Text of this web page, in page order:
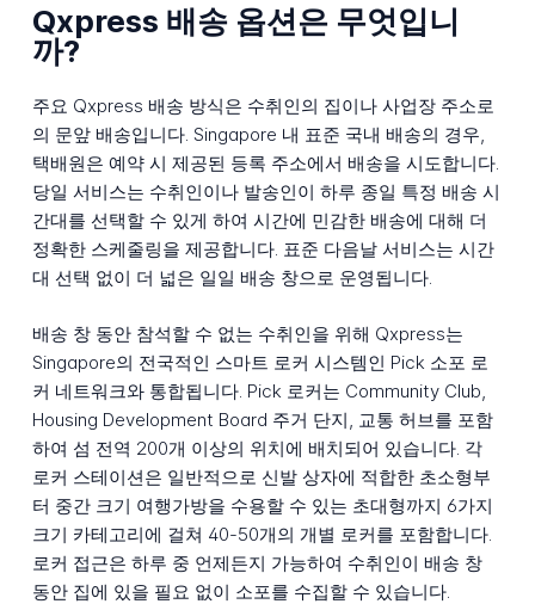
Qxpress 배송 옵션은 무엇입니
까?
주요 Qxpress 배송 방식은 수취인의 집이나 사업장 주소로
의 문앞 배송입니다. Singapore 내 표준 국내 배송의 경우,
택배원은 예약 시 제공된 등록 주소에서 배송을 시도합니다.
당일 서비스는 수취인이나 발송인이 하루 종일 특정 배송 시
간대를 선택할 수 있게 하여 시간에 민감한 배송에 대해 더
정확한 스케줄링을 제공합니다. 표준 다음날 서비스는 시간
대 선택 없이 더 넓은 일일 배송 창으로 운영됩니다.
배송 창 동안 참석할 수 없는 수취인을 위해 Qxpress는
Singapore의 전국적인 스마트 로커 시스템인 Pick 소포 로
커 네트워크와 통합됩니다. Pick 로커는 Community Club,
Housing Development Board 주거 단지, 교통 허브를 포함
하여 섬 전역 200개 이상의 위치에 배치되어 있습니다. 각
로커 스테이션은 일반적으로 신발 상자에 적합한 초소형부
터 중간 크기 여행가방을 수용할 수 있는 초대형까지 6가지
크기 카테고리에 걸쳐 40-50개의 개별 로커를 포함합니다.
로커 접근은 하루 중 언제든지 가능하여 수취인이 배송 창
동안 집에 있을 필요 없이 소포를 수집할 수 있습니다.